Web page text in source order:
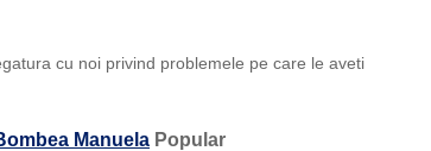
cu noi privind problemele pe care le aveti
Manuela Popular